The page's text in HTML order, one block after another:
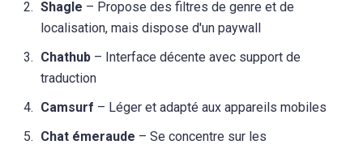
Shagle – Propose des filtres de genre et de
localisation, mais dispose d'un paywall
Chathub – Interface décente avec support de
traduction
Camsurf – Léger et adapté aux appareils mobiles
Chat émeraude – Se concentre sur les